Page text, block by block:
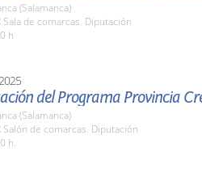
(Salamanca)
Sala de comarcas. Diputación
h
del Programa Provincia
(Salamanca)
Salón de comarcas. Diputación
h.